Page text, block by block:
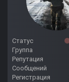
Статус
Группа
Репутация
Сообщений
Регистрация